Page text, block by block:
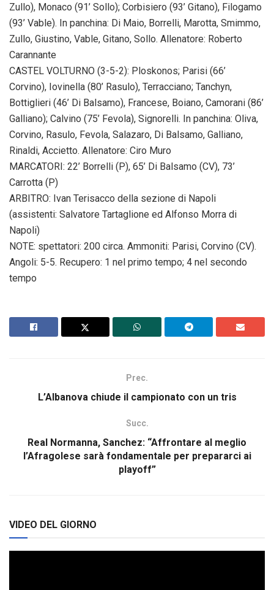
Zullo), Monaco (91’ Sollo); Corbisiero (93’ Gitano), Filogamo
(93’ Vable). In panchina: Di Maio, Borrelli, Marotta, Smimmo,
Zullo, Giustino, Vable, Gitano, Sollo. Allenatore: Roberto
Carannante
CASTEL VOLTURNO (3-5-2): Ploskonos; Parisi (66’
Corvino), Iovinella (80’ Rasulo), Terracciano; Tanchyn,
Bottiglieri (46’ Di Balsamo), Francese, Boiano, Camorani (86’
Galliano); Calvino (75’ Fevola), Signorelli. In panchina: Oliva,
Corvino, Rasulo, Fevola, Salazaro, Di Balsamo, Galliano,
Rinaldi, Accietto. Allenatore: Ciro Muro
MARCATORI: 22’ Borrelli (P), 65’ Di Balsamo (CV), 73’
Carrotta (P)
ARBITRO: Ivan Terisacco della sezione di Napoli
(assistenti: Salvatore Tartaglione ed Alfonso Morra di
Napoli)
NOTE: spettatori: 200 circa. Ammoniti: Parisi, Corvino (CV).
Angoli: 5-5. Recupero: 1 nel primo tempo; 4 nel secondo
tempo
Prec.
L’Albanova chiude il campionato con un tris
Succ.
Real Normanna, Sanchez: “Affrontare al meglio
l’Afragolese sarà fondamentale per prepararci ai
playoff”
VIDEO DEL GIORNO